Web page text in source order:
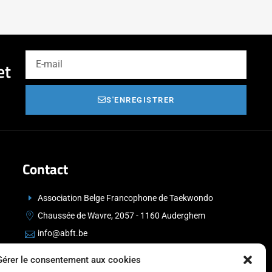
le consentement aux cookies
S'ENREGISTRER
Contact
Association Belge Francophone de Taekwondo
Chaussée de Wavre, 2057 - 1160 Auderghem
info@abft.be